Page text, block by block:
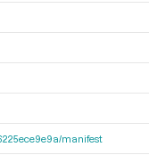
manifest